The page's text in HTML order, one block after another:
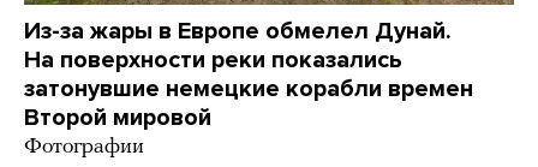
Из-за жары в Европе обмелел Дунай.
На поверхности реки показались
затонувшие немецкие корабли времен
Второй мировой
Фотографии